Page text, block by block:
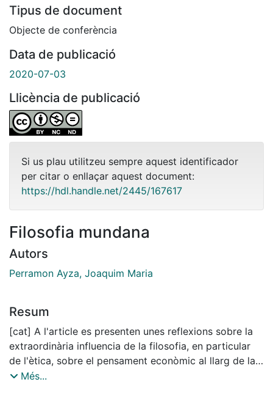
Tipus de document
Objecte de conferència
Data de publicació
2020-07-03
Llicència de publicació
Si us plau utilitzeu sempre aquest identificador
per citar o enllaçar aquest document:
https://hdl.handle.net/2445/167617
Filosofia mundana
Autors
Perramon Ayza, Joaquim Maria
Resum
[cat] A l'article es presenten unes reflexions sobre la
extraordinària influencia de la filosofia, en particular
de l'ètica, sobre el pensament econòmic al llarg de la
història.
Més...